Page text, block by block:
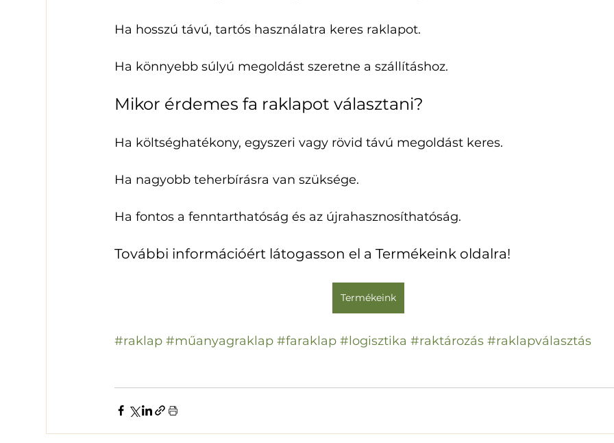
Ha hosszú távú, tartós használatra keres raklapot.
Ha könnyebb súlyú megoldást szeretne a szállításhoz.
Mikor érdemes fa raklapot választani?
Ha költséghatékony, egyszeri vagy rövid távú megoldást keres.
Ha nagyobb teherbírásra van szüksége.
Ha fontos a fenntarthatóság és az újrahasznosíthatóság.
További információért látogasson el a Termékeink oldalra!
Termékeink
#raklap #műanyagraklap #faraklap #logisztika #raktározás #raklapválasztás